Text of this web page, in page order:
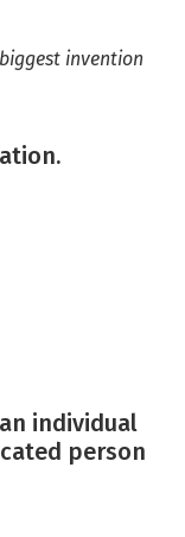
invention
individual
person